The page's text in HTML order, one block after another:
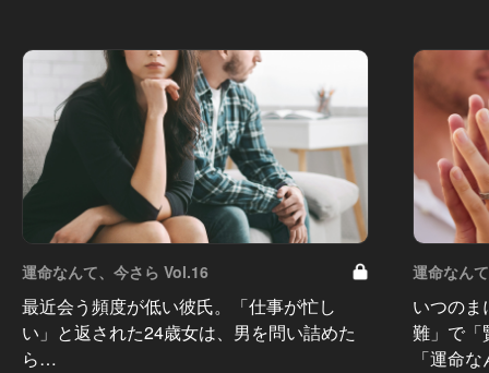
運命なんて、今さら Vol.16
最近会う頻度が低い彼氏。「仕事が忙し
い」と返された24歳女は、男を問い詰めた
ら…
運命なん
いつの
難」で「
「運命